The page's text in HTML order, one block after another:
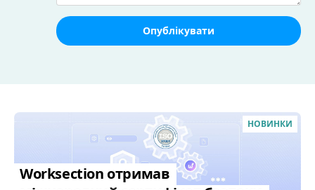
Опублікувати
НОВИНКИ
Worksection отримав